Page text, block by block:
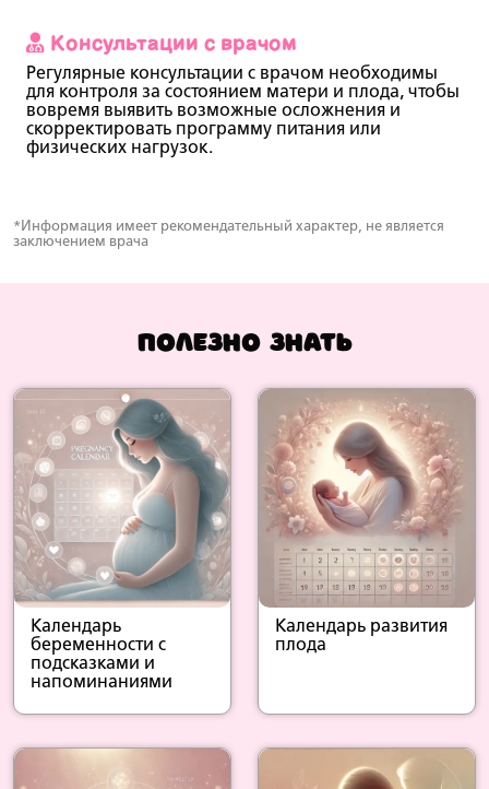
Консультации с врачом
Регулярные консультации с врачом необходимы
для контроля за состоянием матери и плода, чтобы
вовремя выявить возможные осложнения и
скорректировать программу питания или
физических нагрузок.
*Информация имеет рекомендательный характер, не является
заключением врача
Полезно знать
Календарь
беременности с
подсказками и
напоминаниями
Календарь развития
плода